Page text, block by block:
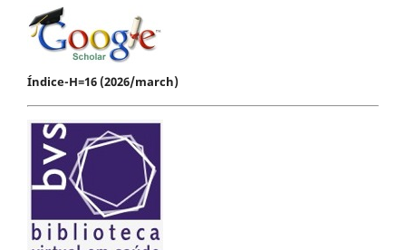
Índice-H=16 (2026/march)